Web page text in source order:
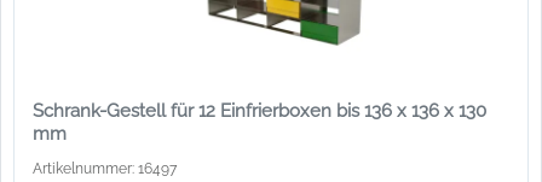
Schrank-Gestell für 12 Einfrierboxen bis 136 x 136 x 130
mm
Artikelnummer: 16497